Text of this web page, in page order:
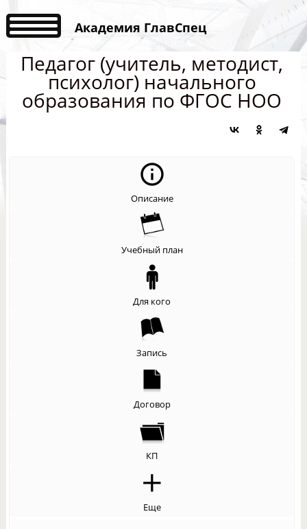
Академия ГлавСпец
Педагог (учитель, методист,
психолог) начального
образования по ФГОС НОО
Описание
Учебный план
Для кого
Запись
Договор
КП
Еще